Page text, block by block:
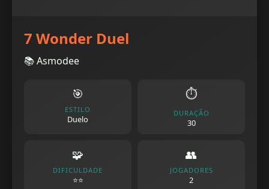
7 Wonder Duel
📚 Asmodee
🎯
ESTILO
Duelo
⏱️
DURAÇÃO
30
🧩
DIFICULDADE
⭐⭐
👥
JOGADORES
2